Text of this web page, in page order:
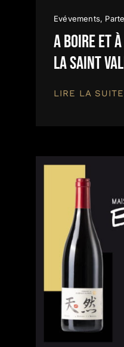
Evévements,
A boire et
la Saint
LIRE LA SUITE